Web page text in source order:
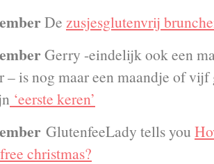
De zusjesglutenvrij
Gerry -eindelijk ook een
– is nog maar een maandje of
‘eerste keren’
GlutenfeeLady tells you
christmas?